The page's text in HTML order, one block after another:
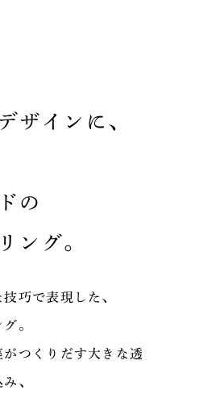
ザインに、
の
ング。
巧で表現した、
。
つくりだす大きな透
、